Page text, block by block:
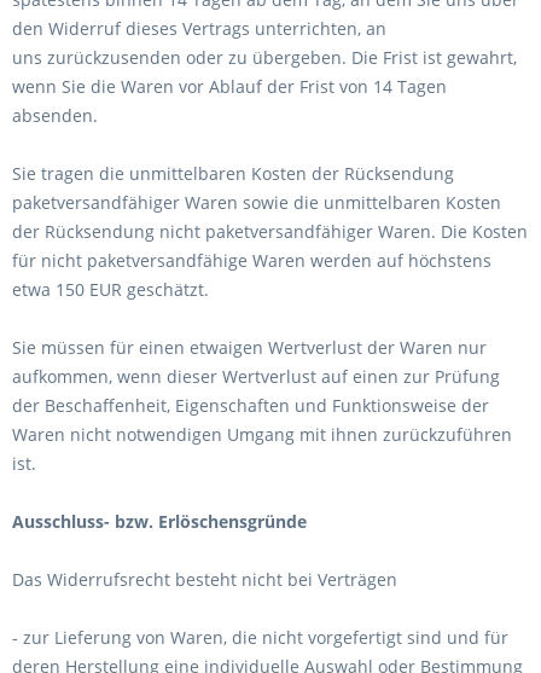
den Widerruf dieses Vertrags unterrichten, an
uns zurückzusenden oder zu übergeben. Die Frist ist gewahrt,
wenn Sie die Waren vor Ablauf der Frist von 14 Tagen
absenden.
Sie tragen die unmittelbaren Kosten der Rücksendung
paketversandfähiger Waren sowie die unmittelbaren Kosten
der Rücksendung nicht paketversandfähiger Waren. Die Kosten
für nicht paketversandfähige Waren werden auf höchstens
etwa 150 EUR geschätzt.
Sie müssen für einen etwaigen Wertverlust der Waren nur
aufkommen, wenn dieser Wertverlust auf einen zur Prüfung
der Beschaffenheit, Eigenschaften und Funktionsweise der
Waren nicht notwendigen Umgang mit ihnen zurückzuführen
ist.
Ausschluss- bzw. Erlöschensgründe
Das Widerrufsrecht besteht nicht bei Verträgen
- zur Lieferung von Waren, die nicht vorgefertigt sind und für
deren Herstellung eine individuelle Auswahl oder Bestimmung